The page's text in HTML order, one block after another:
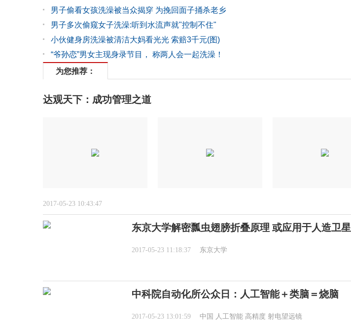
男子偷看女孩洗澡被当众揭穿 为挽回面子捅杀老乡
男子多次偷窥女子洗澡:听到水流声就"控制不住"
小伙健身房洗澡被清洁大妈看光光 索赔3千元(图)
“爷孙恋”男女主现身录节目， 称两人会一起洗澡！
为您推荐：
达观天下：成功管理之道
2017-05-23 10:43:47
东京大学解密瓢虫翅膀折叠原理 或应用于人造卫星
2017-05-23 11:18:37 东京大学
中科院自动化所公众日：人工智能＋类脑＝烧脑
2017-05-23 13:01:59 中国 人工智能 高精度 射电望远镜